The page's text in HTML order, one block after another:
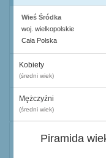
Wieś Śródka
woj. wielkopolskie
Cała Polska
Kobiety
(średni wiek)
Mężczyźni
(średni wiek)
Piramida